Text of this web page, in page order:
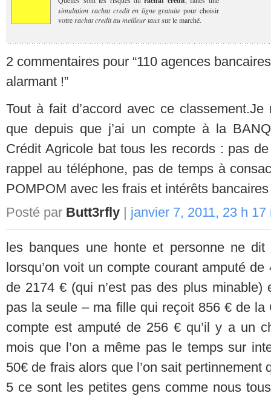
simulation rachat credit en ligne gratuite pour choisir
votrerachat credit au meilleur tauxsur le marché.
2 commentaires pour “110 agences
alarmant !”
Tout à fait d’accord avec ce
que depuis que j’ai un compte à la
Crédit Agricole bat tous les records : pas
rappel au téléphone, pas de temps à
POMPOM avec les frais et intérêts
Posté par Butt3rfly | janvier 7, 2011, 23 h 17
les banques une honte et personne ne
lorsqu’on voit un compte courant amputé
de 2174 € (qui n’est pas des plus minable)
pas la seule – ma fille qui reçoit 856 € de
compte est amputé de 256 € qu’il y a un
mois que l’on a même pas le temps sur
50€ de frais alors que l’on sait
5 ce sont les petites gens comme nous